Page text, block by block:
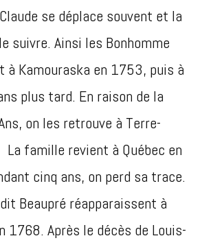
se déplace souvent et la
suivre. Ainsi les Bonhomme
à Kamouraska en 1753, puis à
plus tard. En raison de la
on les retrouve à Terre-
famille revient à Québec en
cinq ans, on perd sa trace.
Beaupré réapparaissent à
1768. Après le décès de Louis-